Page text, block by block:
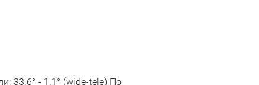
33.6° - 1.1° (wide-tele) По